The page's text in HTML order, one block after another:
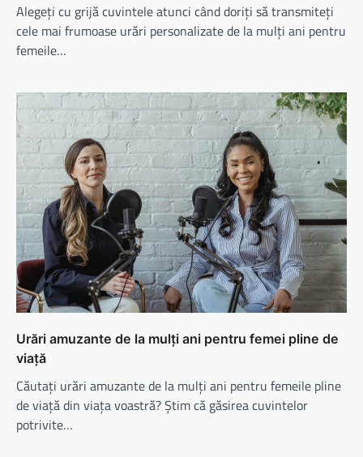
Alegeți cu grijă cuvintele atunci când doriți să transmiteți
cele mai frumoase urări personalizate de la mulți ani pentru
femeile…
Urări amuzante de la mulți ani pentru femei pline de
viață
Căutați urări amuzante de la mulți ani pentru femeile pline
de viață din viața voastră? Știm că găsirea cuvintelor
potrivite…